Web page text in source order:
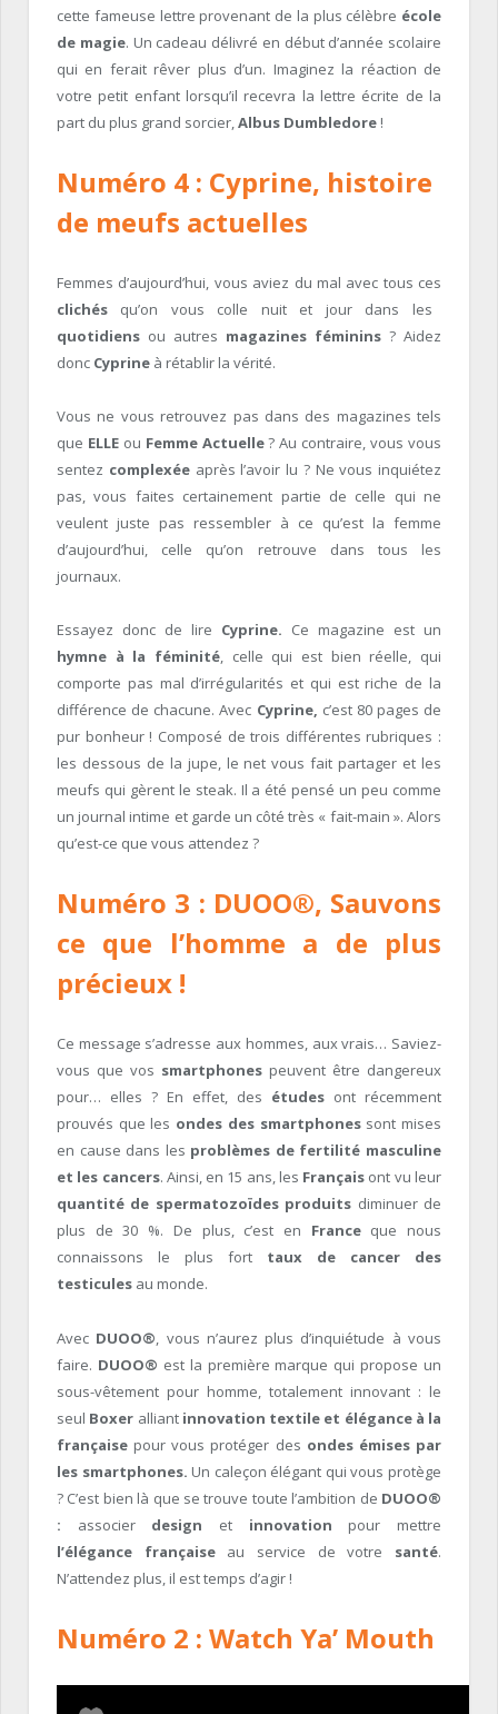
cette fameuse lettre provenant de la plus célèbre école
de magie. Un cadeau délivré en début d’année scolaire
qui en ferait rêver plus d’un. Imaginez la réaction de
votre petit enfant lorsqu’il recevra la lettre écrite de la
part du plus grand sorcier, Albus Dumbledore !
Numéro 4 : Cyprine, histoire
de meufs actuelles
Femmes d’aujourd’hui, vous aviez du mal avec tous ces
clichés qu’on vous colle nuit et jour dans les
quotidiens ou autres magazines féminins ? Aidez
donc Cyprine à rétablir la vérité.
Vous ne vous retrouvez pas dans des magazines tels
que ELLEou Femme Actuelle? Au contraire, vous vous
sentez complexéeaprès l’avoir lu ? Ne vous inquiétez
pas, vous faites certainement partie de celle qui ne
veulent juste pas ressembler à ce qu’est la femme
d’aujourd’hui, celle qu’on retrouve dans tous les
journaux.
Essayez donc de lire Cyprine. Ce magazine est un
hymne à la féminité, celle qui est bien réelle, qui
comporte pas mal d’irrégularités et qui est riche de la
différence de chacune. Avec Cyprine, c’est 80 pages de
pur bonheur ! Composé de trois différentes rubriques :
les dessous de la jupe, le net vous fait partager et les
meufs qui gèrent le steak. Il a été pensé un peu comme
un journal intime et garde un côté très « fait-main ». Alors
qu’est-ce que vous attendez ?
Numéro 3 : DUOO®, Sauvons
ce que l’homme a de plus
précieux !
Ce message s’adresse aux hommes, aux vrais… Saviez-
vous que vos smartphones peuvent être dangereux
pour… elles ? En effet, des études ont récemment
prouvés que les ondes des smartphonessont mises
en cause dans les problèmes de fertilité masculine
et les cancers. Ainsi, en 15 ans, les Français ont vu leur
quantité de spermatozoïdes produits diminuer de
plus de 30 %. De plus, c’est en Franceque nous
connaissons le plus fort taux de cancer des
testicules au monde.
Avec DUOO® , vous n’aurez plus d’inquiétude à vous
faire. DUOO® est la première marque qui propose un
sous-vêtement pour homme, totalement innovant : le
seul Boxer alliant innovation textile et élégance à la
française pour vous protéger des ondes émises par
les smartphones. Un caleçon élégant qui vous protège
? C’est bien là que se trouve toute l’ambition de DUOO®
: associer design et innovation pour mettre
l’élégance françaiseau service de votre santé.
N’attendez plus, il est temps d’agir !
Numéro 2 : Watch Ya’ Mouth